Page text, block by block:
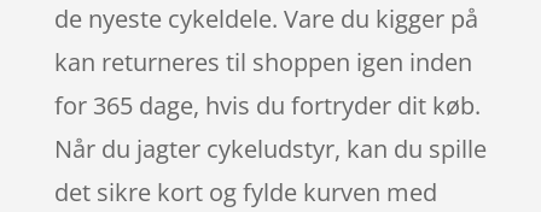
de nyeste cykeldele. Vare du kigger på
kan returneres til shoppen igen inden
for 365 dage, hvis du fortryder dit køb.
Når du jagter cykeludstyr, kan du spille
det sikre kort og fylde kurven med